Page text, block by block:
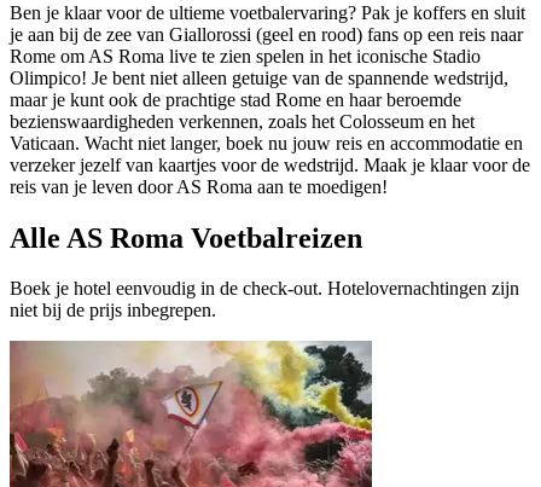
Ben je klaar voor de ultieme voetbalervaring? Pak je koffers en sluit
je aan bij de zee van Giallorossi (geel en rood) fans op een reis naar
Rome om AS Roma live te zien spelen in het iconische Stadio
Olimpico! Je bent niet alleen getuige van de spannende wedstrijd,
maar je kunt ook de prachtige stad Rome en haar beroemde
bezienswaardigheden verkennen, zoals het Colosseum en het
Vaticaan. Wacht niet langer, boek nu jouw reis en accommodatie en
verzeker jezelf van kaartjes voor de wedstrijd. Maak je klaar voor de
reis van je leven door AS Roma aan te moedigen!
Alle AS Roma Voetbalreizen
Boek je hotel eenvoudig in de check-out. Hotelovernachtingen zijn
niet bij de prijs inbegrepen.